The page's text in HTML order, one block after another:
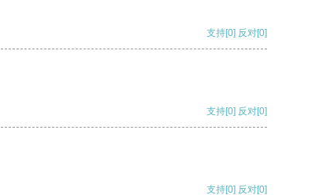
支持[0] 反对[0]
支持[0] 反对[0]
支持[0] 反对[0]